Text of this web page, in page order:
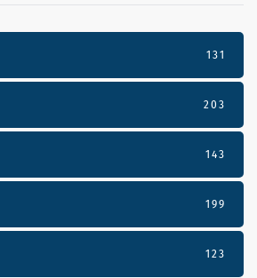
131
203
143
199
123